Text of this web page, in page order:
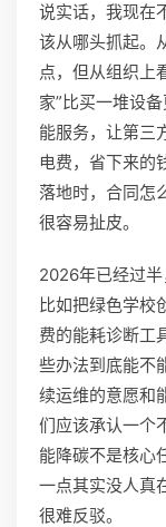
说实话，我现在
该从哪头抓起。
点，但从组织上
家”比买一堆设
能服务，让第三
电费，省下来的
落地时，合同怎
很容易扯皮。
2026年已经过半
比如把绿色学校
费的能耗诊断工
些办法到底能
续运维的意愿
们应该承认一个
能降碳不是核心
一点其实没人真
很难反驳。